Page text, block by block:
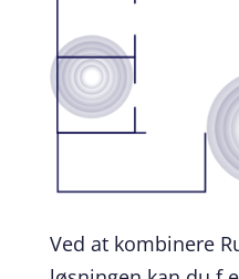
Ved at kombinere